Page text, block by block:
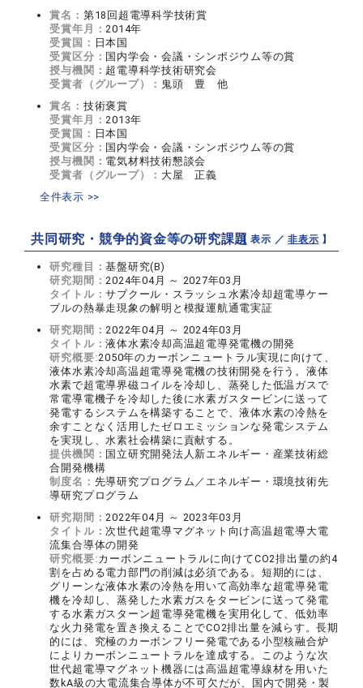
賞名： 第18回超電導科学技術賞
受賞年月：2014年
受賞国： 日本国
受賞区分： 国内学会・会議・シンポジウム等の賞
授与機関： 超電導科学技術研究会
受賞者（グループ）： 鬼頭 豊 他
賞名： 技術褒賞
受賞年月：2013年
受賞国： 日本国
受賞区分： 国内学会・会議・シンポジウム等の賞
授与機関： 電気材料技術懇談会
受賞者（グループ）： 大屋 正義
全件表示 >>
共同研究・競争的資金等の研究課題【 表示 ／非表示 】
研究種目：基盤研究(B)
研究期間：2024年04月 ～ 2027年03月
タイトル：サブクール・スラッシュ水素冷却超電導ケー
ブルの熱暴走現象の解明と模擬運航通電実証
研究期間：2022年04月 ～ 2024年03月
タイトル：液体水素冷却高温超電導発電機の開発
研究概要:2050年のカーボンニュートラル実現に向けて、
液体水素冷却高温超電導発電機の技術開発を行う。液体
水素で超電導界磁コイルを冷却し、蒸発した低温ガスで
常電導電機子を冷却した後に水素ガスタービンに送って
発電するシステムを構築することで、液体水素の冷熱を
余すことなく活用したゼロエミッションな発電システム
を実現し、水素社会構築に貢献する。
提供機関： 国立研究開発法人新エネルギー・産業技術総
合開発機構
制度名： 先導研究プログラム／エネルギー・環境技術先
導研究プログラム
研究期間：2022年04月 ～ 2023年03月
タイトル：次世代超電導マグネット向け高温超電導大電
流集合導体の開発
研究概要:カーボンニュートラルに向けてCO2排出量の約4
割を占める電力部門の削減は必須である。短期的には、
グリーンな液体水素の冷熱を用いて高効率な超電導発電
機を冷却し、蒸発した水素ガスをタービンに送って発電
する水素ガスターン超電導発電機を実用化して、低効率
な火力発電を置き換えることでCO2排出量を減らす。長期
的には、究極のカーボンフリー発電である小型核融合炉
によりカーボンニュートラルを達成する。このような次
世代超電導マグネット機器には高温超電導線材を用いた
数kA級の大電流集合導体が不可欠だが、国内で開発・製